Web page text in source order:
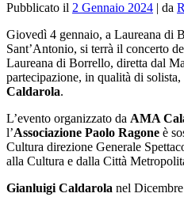
Pubblicato il 2 Gennaio 2024 | da
Giovedì 4 gennaio, a Laureana di
Sant’Antonio, si terrà il concerto
Laureana di Borrello, diretta dal
partecipazione, in qualità di solista,
Caldarola.
L’evento organizzato da AMA
l’Associazione Paolo Ragone è
Cultura direzione Generale
alla Cultura e dalla Città
Gianluigi Caldarola nel